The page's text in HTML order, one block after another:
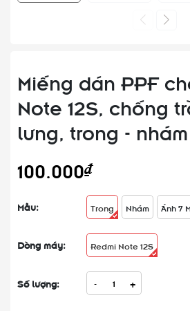
Miếng dán PPF
Note 12S, chống
lưng, trong -
100.000₫
Mẫu: Trong Nhám Ánh 7
Dòng máy: Redmi Note 12S
Số lượng: - +